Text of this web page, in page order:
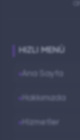
HIZLI MENÜ
Ana Sayfa
Hizmetler